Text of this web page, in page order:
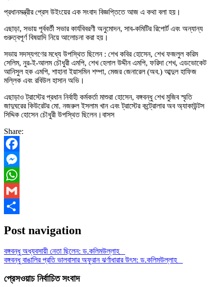
প্রধানমন্ত্রীর প্রেস উইংয়ের এক সংবাদ বিজ্ঞপ্তিতে আজ এ কথা বলা হয়।
এছাড়া, সভায় পূর্ববর্তী সভার কার্যবিবরণী অনুমোদন, সাব-কমিটির রিপোর্ট এবং অন্যান্য
গুরুত্বপূর্ণ বিষয়াদি নিয়ে আলোচনা করা হয়।
সভায় সদস্যগণের মধ্যে উপস্থিত ছিলেন : শেখ কবির হোসেন, শেখ ফজলুল করিম
সেলিম, নুর-ই-আলম চৌধুরী এমপি, শেখ হেলাল উদ্দীন এমপি, ফরিদা শেখ, এডভোকেট
আনিসুল হক এমপি, শাহানা ইয়াসমিন শম্পা, মেজর জেনারেল (অব.) আব্দুল হাফিজ
মল্লিক এবং রবিউল হাসান অভি।
এছাড়াও ট্রাস্টের প্রধান নির্বাহী কর্মকর্তা মাশুরা হোসেন, বঙ্গবন্ধু শেখ মুজিব স্মৃতি
জাদুঘরের কিউরেটর মো. নজরুল ইসলাম খান এবং ট্রাস্টের কন্ট্রোলার অব অ্যাকাউন্টস
সিদ্দিক হোসেন চৌধুরী উপস্থিত ছিলেন।বাসস
Share:
Facebook
Messenger
WhatsApp
Gmail
Post navigation
বঙ্গবন্ধু অধ্যবসায়ী নেতা ছিলেন: ড.কলিমউল্লাহ
বঙ্গবন্ধু বাঙালির প্রতি ভালবাসার অফুরান ঝর্ণাধারার উৎস: ড.কলিমউল্লাহ
প্রেসওয়াচ নির্বাচিত সংবাদ